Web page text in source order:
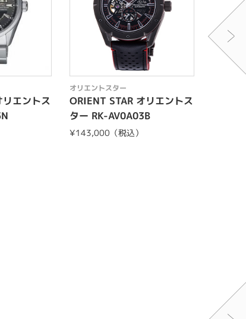
エントス
オリエントスター
ORIENT STAR オリエントス
ター RK-AV0A03B
¥143,000（税込）